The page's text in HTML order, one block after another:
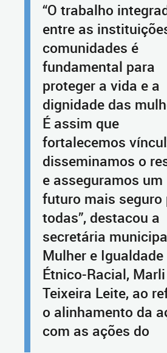
“O trabalho
entre as
comunidades é
fundamental para
proteger a vida e a
dignidade das
É assim que
fortalecemos
disseminamos o
e asseguramos um
futuro mais seguro
todas”, destacou a
secretária
Mulher e Igualdade
Étnico-Racial, Marli
Teixeira Leite, ao
o alinhamento da
com as ações do